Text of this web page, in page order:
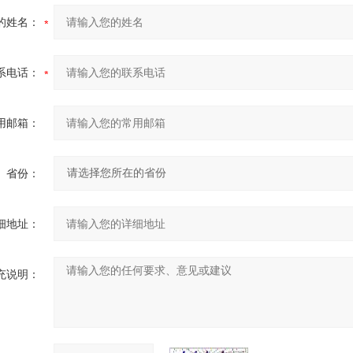
姓名：
电话：
邮箱：
省份：
地址：
说明：